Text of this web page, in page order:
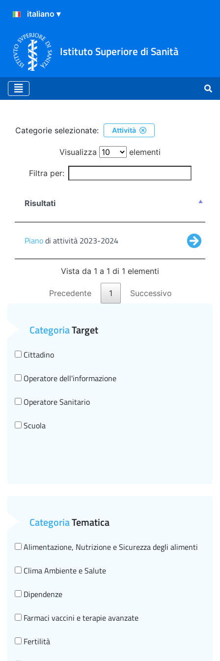
Istituto Superiore di Sanità
Ricerca
Categorie selezionate: Attività
Visualizza elementi
Filtra per:
Risultati
Pianodi attività 2023-2024
Vista da 1 a 1 di 1 elementi
Precedente 1 Successivo
CategoriaTarget
Cittadino
Operatore dell'informazione
Operatore Sanitario
Scuola
CategoriaTematica
Alimentazione, Nutrizione e Sicurezza degli alimenti
Clima Ambiente e Salute
Dipendenze
Farmaci vaccini e terapie avanzate
Fertilità